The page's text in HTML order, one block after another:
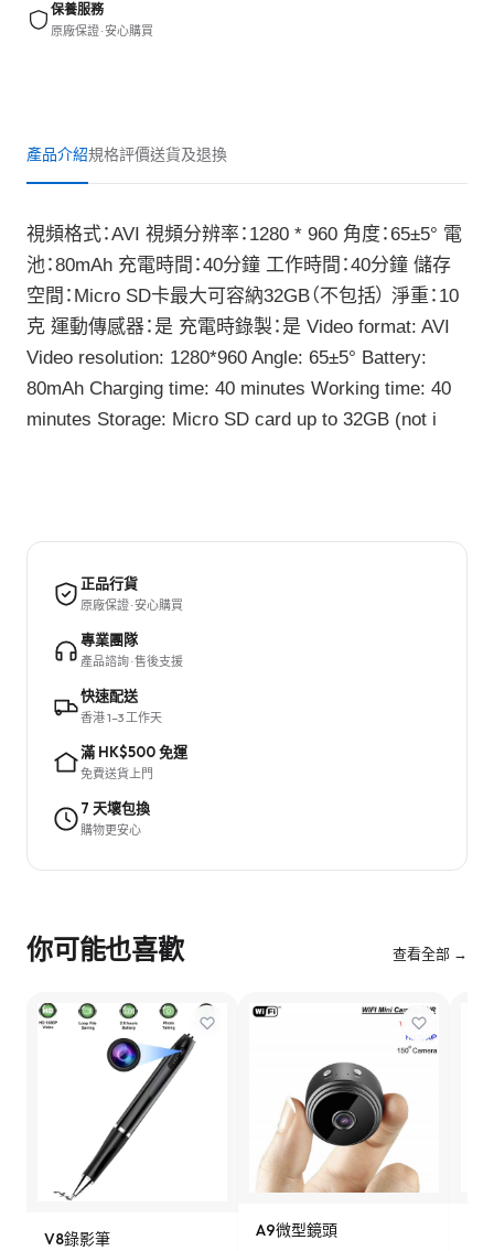
保養服務
原廠保證 · 安心購買
產品介紹規格評價送貨及退換
視頻格式：AVI 視頻分辨率：1280 * 960 角度：65±5° 電
池：80mAh 充電時間：40分鐘 工作時間：40分鐘 儲存
空間：Micro SD卡最大可容納32GB（不包括） 淨重：10
克 運動傳感器：是 充電時錄製：是 Video format: AVI
Video resolution: 1280*960 Angle: 65±5° Battery:
80mAh Charging time: 40 minutes Working time: 40
minutes Storage: Micro SD card up to 32GB (not i
正品行貨
原廠保證 · 安心購買
專業團隊
產品諮詢 · 售後支援
快速配送
香港 1–3 工作天
滿 HK$500 免運
免費送貨上門
7 天壞包換
購物更安心
你可能也喜歡 查看全部 →
V8錄影筆 A9微型鏡頭